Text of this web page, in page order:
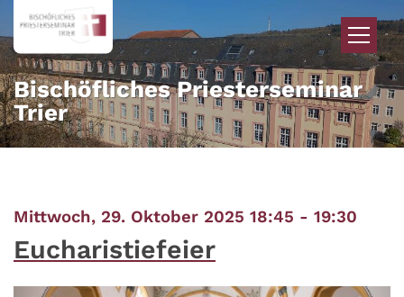
Zum Inhalt springen
Bischöfliches Priesterseminar
Trier
Mittwoch, 29. Oktober 2025 18:45 - 19:30
Eucharistiefeier